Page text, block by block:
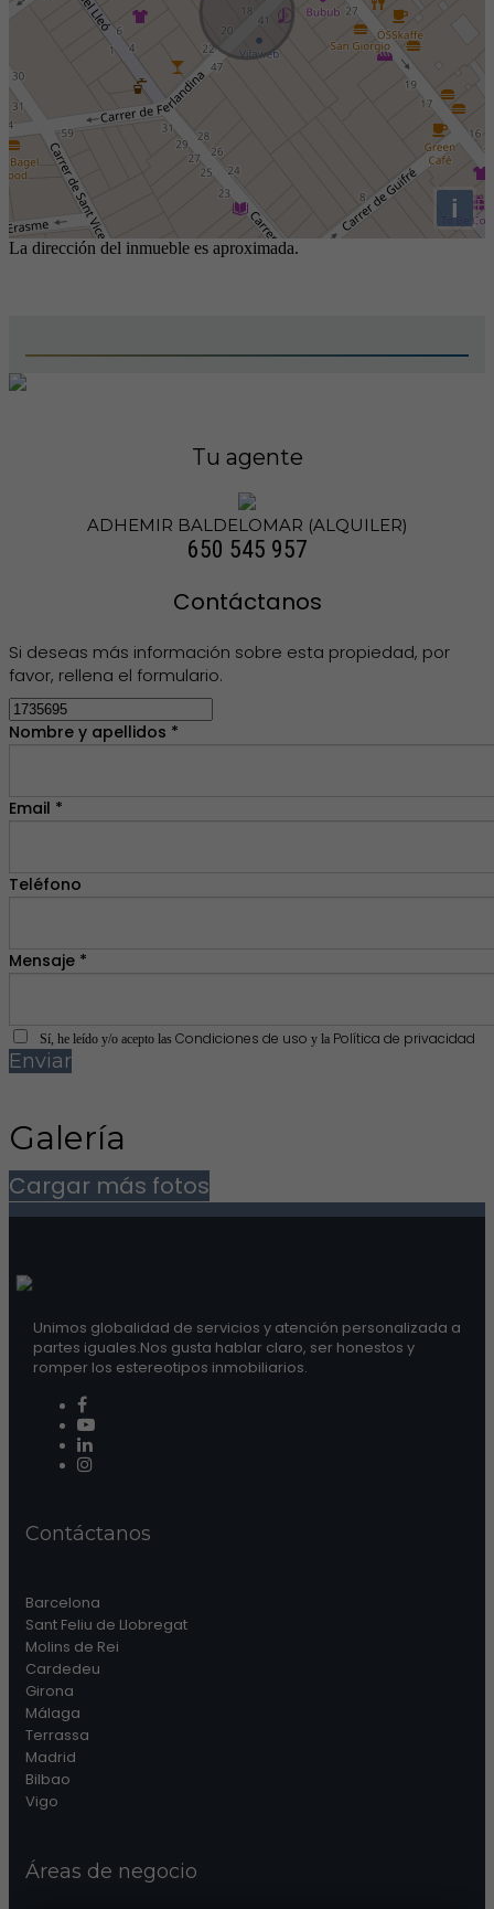
i
La dirección del inmueble es aproximada.
Tu agente
ADHEMIR BALDELOMAR (ALQUILER)
650 545 957
Contáctanos
Si deseas más información sobre esta propiedad, por
favor, rellena el formulario.
Nombre y apellidos *
Email *
Teléfono
Mensaje *
Sí, he leído y/o acepto las Condiciones de uso y la Política de privacidad
Enviar
Galería
Cargar más fotos
Unimos globalidad de servicios y atención personalizada a
partes iguales.Nos gusta hablar claro, ser honestos y
romper los estereotipos inmobiliarios.
Contáctanos
Barcelona
Sant Feliu de Llobregat
Molins de Rei
Cardedeu
Girona
Málaga
Terrassa
Madrid
Bilbao
Vigo
Áreas de negocio